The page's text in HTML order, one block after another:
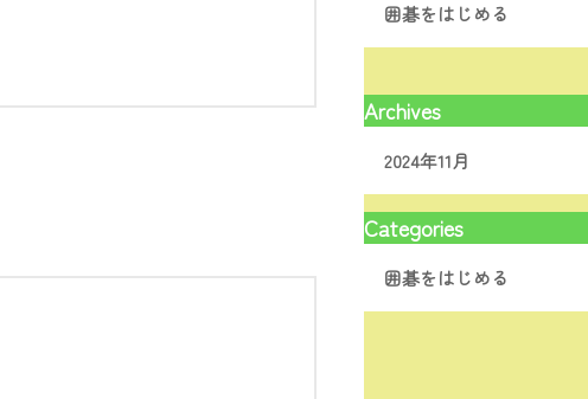
囲碁をはじめる
Archives
2024年11月
Categories
囲碁をはじめる